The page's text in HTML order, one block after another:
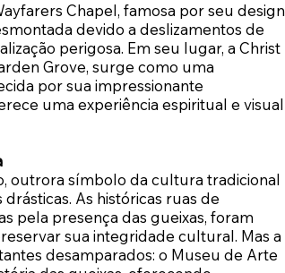
Chapel, famosa por seu design
devido a deslizamentos de
perigosa. Em seu lugar, a Christ
Grove, surge como uma
por sua impressionante
uma experiência espiritual e visual
outrora símbolo da cultura tradicional
As históricas ruas de
pela presença das gueixas, foram
sua integridade cultural. Mas a
desamparados: o Museu de Arte